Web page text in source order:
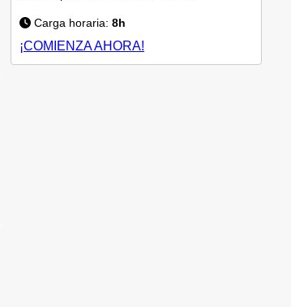
Carga horaria: 8h
¡COMIENZA AHORA!